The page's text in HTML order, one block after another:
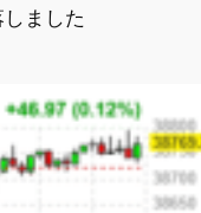
ました